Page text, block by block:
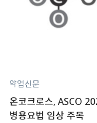
약업신문
온코크로스, ASCO
병용요법 임상 주목